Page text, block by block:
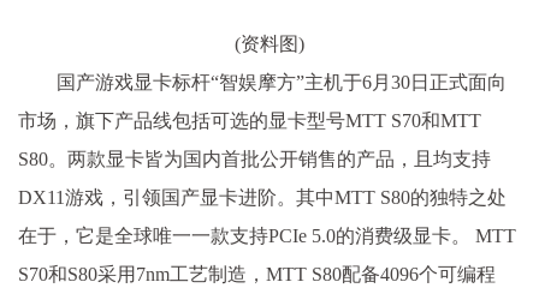
(资料图)
国产游戏显卡标杆“智娱摩方”主机于6月30日正式面向
市场，旗下产品线包括可选的显卡型号MTT S70和MTT
S80。两款显卡皆为国内首批公开销售的产品，且均支持
DX11游戏，引领国产显卡进阶。其中MTT S80的独特之处
在于，它是全球唯一一款支持PCIe 5.0的消费级显卡。 MTT
S70和S80采用7nm工艺制造，MTT S80配备4096个可编程